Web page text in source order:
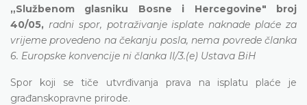
„Službenom glasniku Bosne i Hercegovine" broj
40/05, radni spor, potraživanje isplate naknade plaće za
vrijeme provedeno na čekanju posla, nema povrede članka
6. Europske konvencije ni članka II/3.(e) Ustava BiH
Spor koji se tiče utvrđivanja prava na isplatu plaće je
građanskopravne prirode.